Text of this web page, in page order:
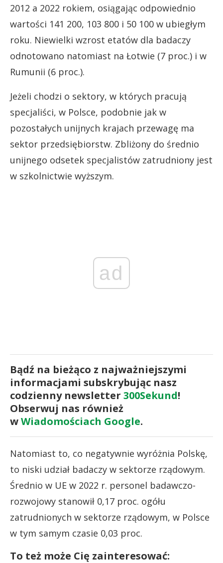
2012 a 2022 rokiem, osiągając odpowiednio
wartości 141 200, 103 800 i 50 100 w ubiegłym
roku. Niewielki wzrost etatów dla badaczy
odnotowano natomiast na Łotwie (7 proc.) i w
Rumunii (6 proc.).
Jeżeli chodzi o sektory, w których pracują
specjaliści, w Polsce, podobnie jak w
pozostałych unijnych krajach przewagę ma
sektor przedsiębiorstw. Zbliżony do średnio
unijnego odsetek specjalistów zatrudniony jest
w szkolnictwie wyższym.
ad
Bądź na bieżąco z najważniejszymi
informacjami subskrybując nasz
codzienny newsletter 300Sekund!
Obserwuj nas również
wWiadomościach Google.
Natomiast to, co negatywnie wyróżnia Polskę,
to niski udział badaczy w sektorze rządowym.
Średnio w UE w 2022 r. personel badawczo-
rozwojowy stanowił 0,17 proc. ogółu
zatrudnionych w sektorze rządowym, w Polsce
w tym samym czasie 0,03 proc.
To też może Cię zainteresować: